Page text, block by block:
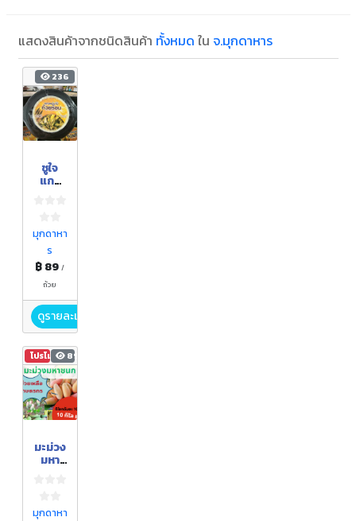
แสดงสินค้าจากชนิดสินค้า ทั้งหมด ใน จ.มุกดาหาร
236
ชูใจ
แกง
CHUJ
AI
HOT
CUP
BAMB
OO
SOUP
มุกดาหา
ร
฿ 89/
ถ้วย
ดูรายละเอียด
โปรโมชัน 899
มะม่วง
มหา
มุกดาหา